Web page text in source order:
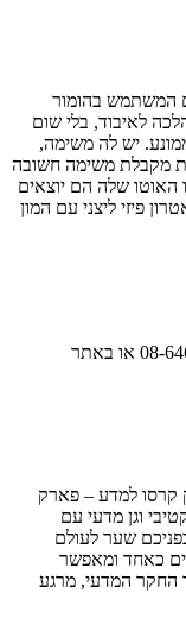
המשתמש בהומור
לאיבוד, בלי שום
יש לה משימה,
מקבלת משימה חשובה
האוטו שלה הם יוצאים
פיזי ליצני עם המון
לפרטים נוספים ורכישת כרטיסים: 08-6466657 או באתר
קרסו למדע – פארק
וגן מדעי עם
שער לעולם
כאחד ומאפשר
החקר המדעי, מרגע